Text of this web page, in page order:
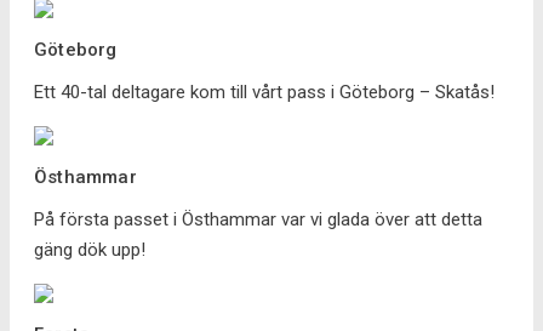
Göteborg
Ett 40-tal deltagare kom till vårt pass i Göteborg – Skatås!
Östhammar
På första passet i Östhammar var vi glada över att detta
gäng dök upp!